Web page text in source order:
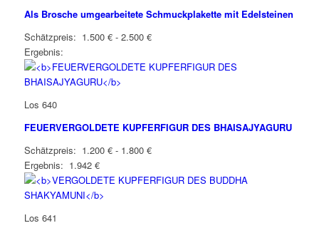
Als Brosche umgearbeitete Schmuckplakette mit Edelsteinen
Schätzpreis: 1.500 € - 2.500 €
Ergebnis:
Los 640
FEUERVERGOLDETE KUPFERFIGUR DES BHAISAJYAGURU
Schätzpreis: 1.200 € - 1.800 €
Ergebnis: 1.942 €
Los 641